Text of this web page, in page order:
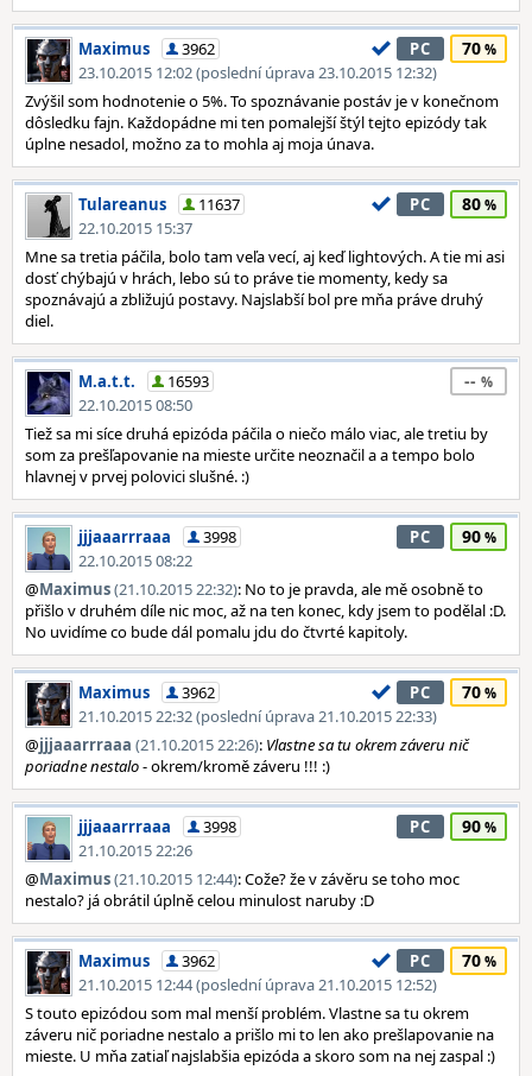
Maximus
3962
23.10.2015 12:02 (poslední úprava 23.10.2015 12:32)
PC 70
Zvýšil som hodnotenie o 5%. To spoznávanie postáv je v konečnom
dôsledku fajn. Každopádne mi ten pomalejší štýl tejto epizódy tak
úplne nesadol, možno za to mohla aj moja únava.
Tulareanus
11637
22.10.2015 15:37
PC 80
Mne sa tretia páčila, bolo tam veľa vecí, aj keď lightových. A tie mi asi
dosť chýbajú v hrách, lebo sú to práve tie momenty, kedy sa
spoznávajú a zbližujú postavy. Najslabší bol pre mňa práve druhý
diel.
M.a.t.t.
16593
22.10.2015 08:50
--
Tiež sa mi síce druhá epizóda páčila o niečo málo viac, ale tretiu by
som za prešľapovanie na mieste určite neoznačil a a tempo bolo
hlavnej v prvej polovici slušné. :)
jjjaaarrraaa
3998
22.10.2015 08:22
PC 90
@Maximus(21.10.2015 22:32): No to je pravda, ale mě osobně to
přišlo v druhém díle nic moc, až na ten konec, kdy jsem to podělal :D.
No uvidíme co bude dál pomalu jdu do čtvrté kapitoly.
Maximus
3962
21.10.2015 22:32 (poslední úprava 21.10.2015 22:33)
PC 70
@jjjaaarrraaa (21.10.2015 22:26): Vlastne sa tu okrem záveru nič
poriadne nestalo- okrem/kromě záveru !!! :)
jjjaaarrraaa
3998
21.10.2015 22:26
PC 90
@Maximus(21.10.2015 12:44): Cože? že v závěru se toho moc
nestalo? já obrátil úplně celou minulost naruby :D
Maximus
3962
21.10.2015 12:44 (poslední úprava 21.10.2015 12:52)
PC 70
S touto epizódou som mal menší problém. Vlastne sa tu okrem
záveru nič poriadne nestalo a prišlo mi to len ako prešlapovanie na
mieste. U mňa zatiaľ najslabšia epizóda a skoro som na nej zaspal :)